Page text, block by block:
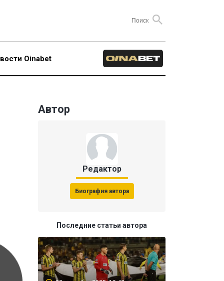
Oinabet
Автор
Редактор
Биография автора
Последние статьи автора